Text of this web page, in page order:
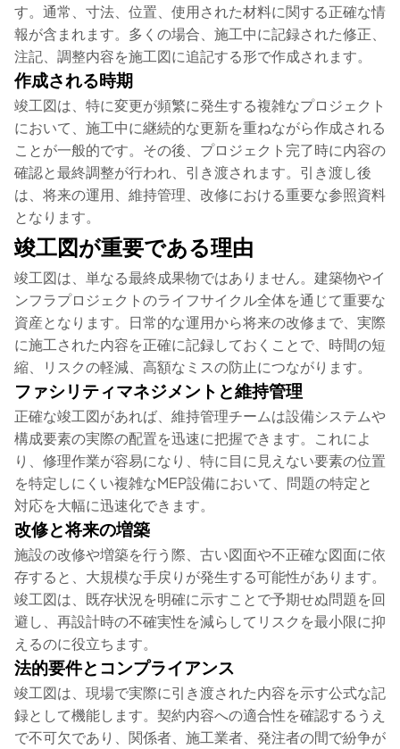
す。通常、寸法、位置、使用された材料に関する正確な情
報が含まれます。多くの場合、施工中に記録された修正、
注記、調整内容を施工図に追記する形で作成されます。
作成される時期
竣工図は、特に変更が頻繁に発生する複雑なプロジェクト
において、施工中に継続的な更新を重ねながら作成される
ことが一般的です。その後、プロジェクト完了時に内容の
確認と最終調整が行われ、引き渡されます。引き渡し後
は、将来の運用、維持管理、改修における重要な参照資料
となります。
竣工図が重要である理由
竣工図は、単なる最終成果物ではありません。建築物やイ
ンフラプロジェクトのライフサイクル全体を通じて重要な
資産となります。日常的な運用から将来の改修まで、実際
に施工された内容を正確に記録しておくことで、時間の短
縮、リスクの軽減、高額なミスの防止につながります。
ファシリティマネジメントと維持管理
正確な竣工図があれば、維持管理チームは設備システムや
構成要素の実際の配置を迅速に把握できます。これによ
り、修理作業が容易になり、特に目に見えない要素の位置
を特定しにくい複雑なMEP設備において、問題の特定と
対応を大幅に迅速化できます。
改修と将来の増築
施設の改修や増築を行う際、古い図面や不正確な図面に依
存すると、大規模な手戻りが発生する可能性があります。
竣工図は、既存状況を明確に示すことで予期せぬ問題を回
避し、再設計時の不確実性を減らしてリスクを最小限に抑
えるのに役立ちます。
法的要件とコンプライアンス
竣工図は、現場で実際に引き渡された内容を示す公式な記
録として機能します。契約内容への適合性を確認するうえ
で不可欠であり、関係者、施工業者、発注者の間で紛争が